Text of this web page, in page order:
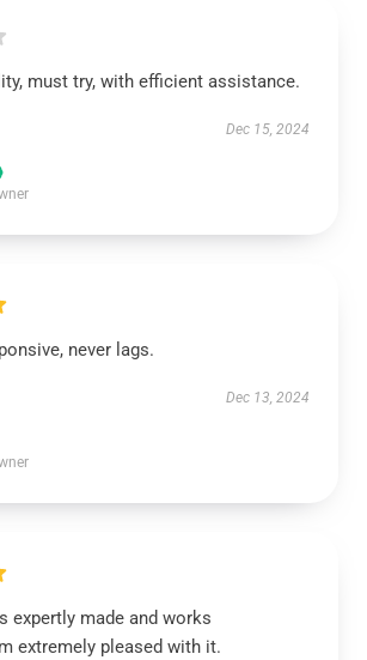
must try, with efficient assistance.
Dec 15, 2024
never lags.
Dec 13, 2024
expertly made and works
extremely pleased with it.